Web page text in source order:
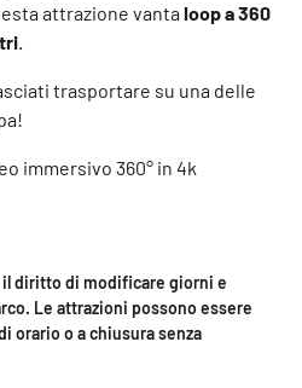
attrazione vantaloop a 360
.
trasportare su una delle
immersivo 360° in 4k
il diritto di modificare giorni e
Le attrazioni possono essere
orario o a chiusura senza